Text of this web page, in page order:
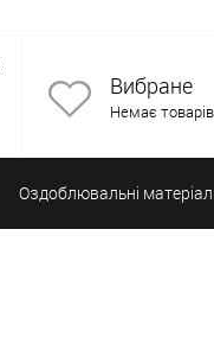
Вибране
Немає товарів
Оздоблювальні